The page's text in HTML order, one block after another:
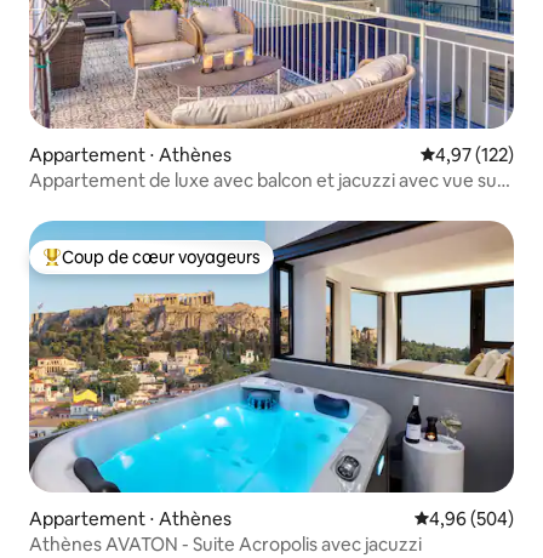
Appartement ⋅ Athènes Évaluation
4,97 (122)
Appartement de luxe avec balcon et jacuzzi avec vue sur
Coups de cœur voyageurs les plus appréciés
Coup de cœur voyageurs
Appartement ⋅ Athènes Évaluation
4,96 (504)
Athènes AVATON - Suite Acropolis avec jacuzzi